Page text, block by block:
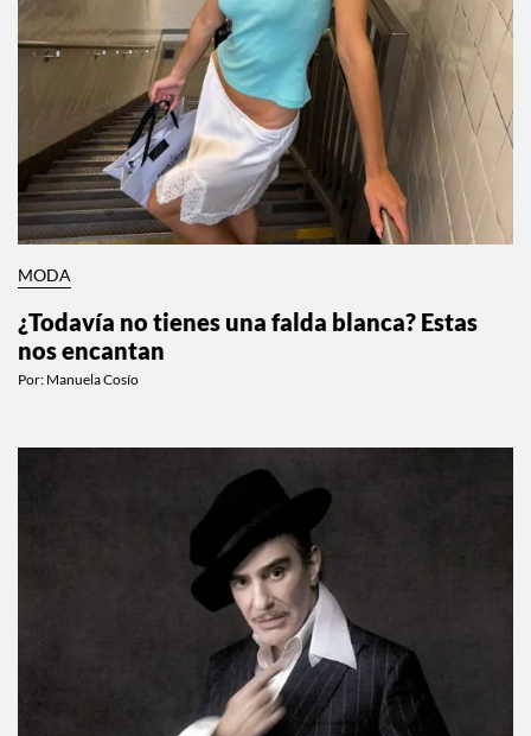
MODA
¿Todavía no tienes una falda blanca? Estas
nos encantan
Por: Manuela Cosío